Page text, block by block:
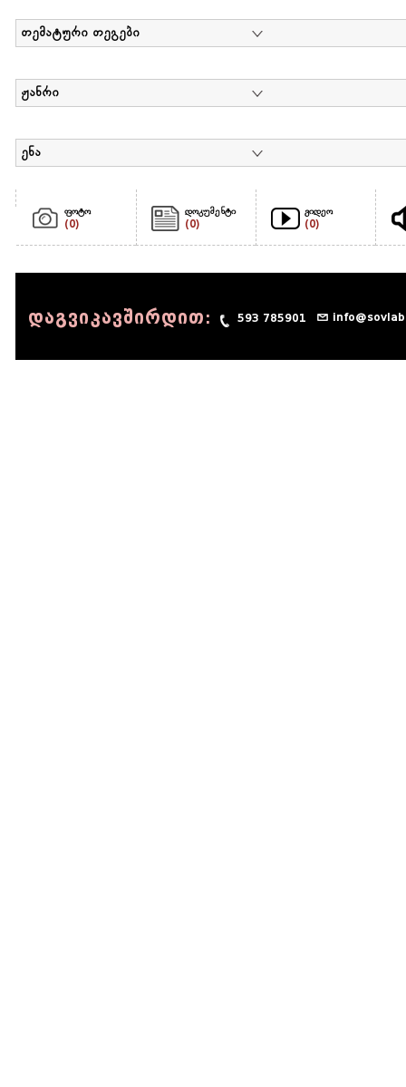
თემატური თეგები
ჟანრი
ენა
ფოტო
(0)
დოკუმენტი
(0)
ვიდეო
(0)
დაგვიკავშირდით: 593 785901